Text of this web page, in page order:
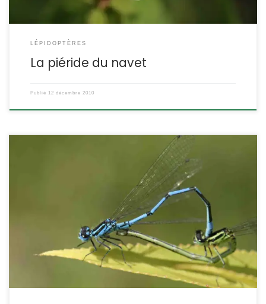
LÉPIDOPTÈRES
La piéride du navet
Publié 12 décembre 2010
Il existe plusieurs espèces d’agrions dont le corps est bleu et noir.
Ils appartiennent généralement à la famille des Coenagrions,
mais la plus grande attention est de mise pour en déterminer
l’espèce. Coenagrion puella POSITION SYSTÉMATIQUE : Insecte
Odonate Zygoptère Famille des Coenagrionidae ETYMOLOGIE : de
puella = jeune fille Les anglais l’ont baptisé […]